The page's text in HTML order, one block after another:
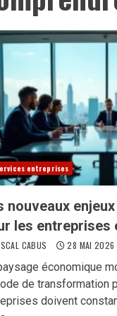
entreprises
nouveaux
les entreprises
CABUS 28 MAI 2026
économique
de transformation
doivent